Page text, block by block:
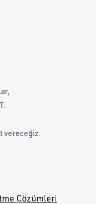
vereceğiz.
Çözümleri